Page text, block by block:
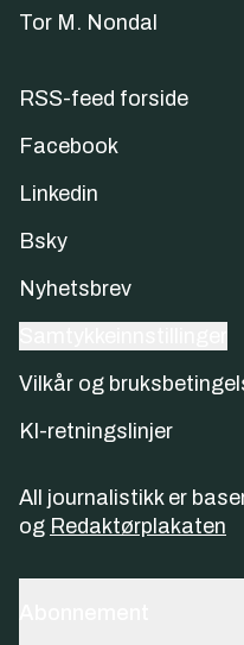
Tor M. Nondal
RSS-feed forside
Facebook
Linkedin
Bsky
Nyhetsbrev
Vilkår og
KI-retningslinjer
All journalistikk er
og Redaktørplakaten